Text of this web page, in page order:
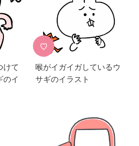
けて
のイ
♡
喉がイガイガしているウ
サギのイラスト